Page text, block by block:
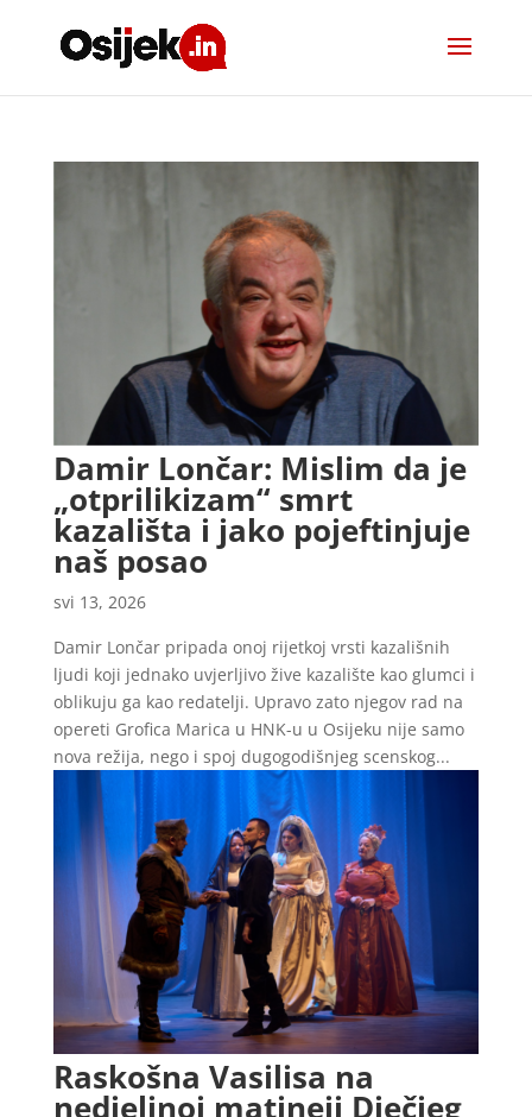
Damir Lončar: Mislim da je
„otprilikizam“ smrt
kazališta i jako pojeftinjuje
naš posao
svi 13, 2026
Damir Lončar pripada onoj rijetkoj vrsti kazališnih
ljudi koji jednako uvjerljivo žive kazalište kao glumci i
oblikuju ga kao redatelji. Upravo zato njegov rad na
opereti Grofica Marica u HNK-u u Osijeku nije samo
nova režija, nego i spoj dugogodišnjeg scenskog...
Raskošna Vasilisa na
nedjeljnoj matineji Dječjeg